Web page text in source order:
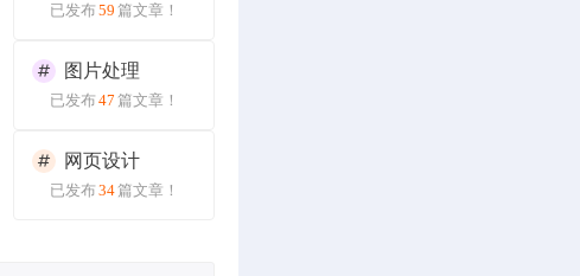
已发布 59 篇文章！
图片处理
已发布 47 篇文章！
网页设计
已发布 34篇文章！